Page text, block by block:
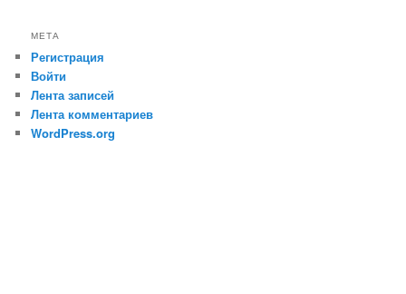
МЕТА
Регистрация
Войти
Лента записей
Лента комментариев
WordPress.org